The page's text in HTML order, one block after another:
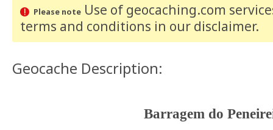
Please noteUse of geocaching.com
terms and conditions in our disclaimer.
Geocache Description:
Barragem do